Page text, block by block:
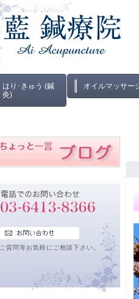
はり･きゅう (鍼
灸)
オイルマッサー
ご質問等お気軽にご相談下さい。